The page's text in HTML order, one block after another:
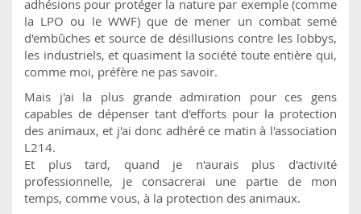
adhésions pour protéger la nature par exemple (comme
la LPO ou le WWF) que de mener un combat semé
d'embûches et source de désillusions contre les lobbys,
les industriels, et quasiment la société toute entière qui,
comme moi, préfère ne pas savoir.
Mais j'ai la plus grande admiration pour ces gens
capables de dépenser tant d'efforts pour la protection
des animaux, et j'ai donc adhéré ce matin à l'association
L214.
Et plus tard, quand je n'aurais plus d'activité
professionnelle, je consacrerai une partie de mon
temps, comme vous, à la protection des animaux.